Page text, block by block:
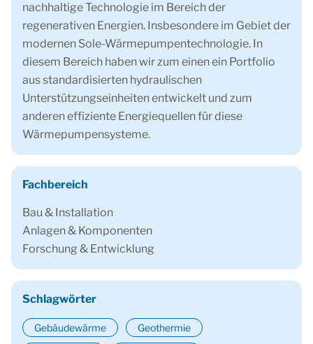
nachhaltige Technologie im Bereich der
regenerativen Energien. Insbesondere im Gebiet der
modernen Sole-Wärmepumpentechnologie. In
diesem Bereich haben wir zum einen ein Portfolio
aus standardisierten hydraulischen
Unterstützungseinheiten entwickelt und zum
anderen effiziente Energiequellen für diese
Wärmepumpensysteme.
Fachbereich
Bau & Installation
Anlagen & Komponenten
Forschung & Entwicklung
Schlagwörter
Gebäudewärme Geothermie